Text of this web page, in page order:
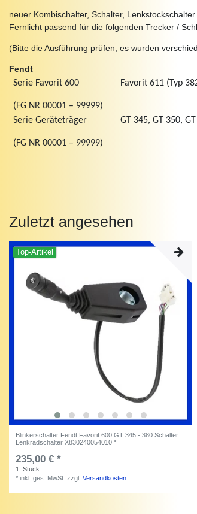
neuer Kombischalter, Schalter,
Fernlicht passend für die folgenden Trecker /
(Bitte die Ausführung prüfen, es wurden
Fendt
Serie Favorit 600
(FG NR 00001 – 99999)
Favorit 611 (Typ
Serie Geräteträger
(FG NR 00001 – 99999)
GT 345, GT 350,
Zuletzt angesehen
Top-Artikel
Blinkerschalter Fendt Favorit 600 GT 345 - 380 Schalter
Lenkradschalter X830240054010 *
235,00 € *
1 Stück
*inkl. ges. MwSt. zzgl.Versandkosten